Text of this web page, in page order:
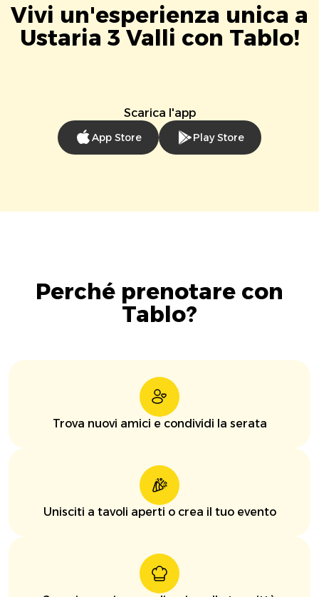
Vivi un'esperienza unica a
Ustaria 3 Valli con Tablo!
Scarica l'app
App Store Play Store
Perché prenotare con
Tablo?
Trova nuovi amici e condividi la serata
Unisciti a tavoli aperti o crea il tuo evento